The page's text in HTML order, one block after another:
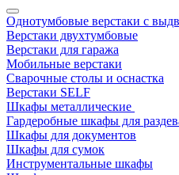
Однотумбовые верстаки с
Верстаки двухтумбовые
Верстаки для гаража
Мобильные верстаки
Сварочные столы и оснастка
Верстаки SELF
Шкафы металлические
Гардеробные шкафы для
Шкафы для документов
Шкафы для сумок
Инструментальные шкафы